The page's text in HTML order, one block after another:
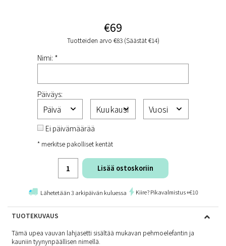
€69
Tuotteiden arvo €83 (Säästät €14)
Nimi: *
Päiväys:
Ei päivämäärää
* merkitse pakolliset kentät
Lisää ostoskoriin
Lähetetään 3 arkipäivän kuluessa Kiire? Pikavalmistus +€10
TUOTEKUVAUS
Tämä upea vauvan lahjasetti sisältää mukavan pehmoelefantin ja
kauniin tyynynpäällisen nimellä.